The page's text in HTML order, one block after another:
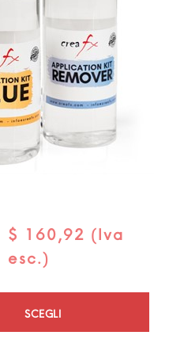
$ 160,92 (Iva
esc.)
SCEGLI